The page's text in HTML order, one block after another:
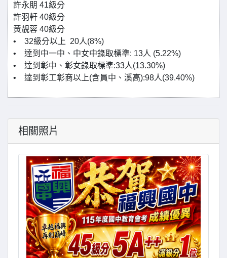
許永朋 41級分
許羽軒 40級分
黃靚蓉 40級分
• 32級分以上 20人(8%)
• 達到中一中、中女中錄取標準: 13人 (5.22%)
• 達到彰中、彰女錄取標準:33人(13.30%)
• 達到彰工彰商以上(含員中、溪高):98人(39.40%)
相關照片